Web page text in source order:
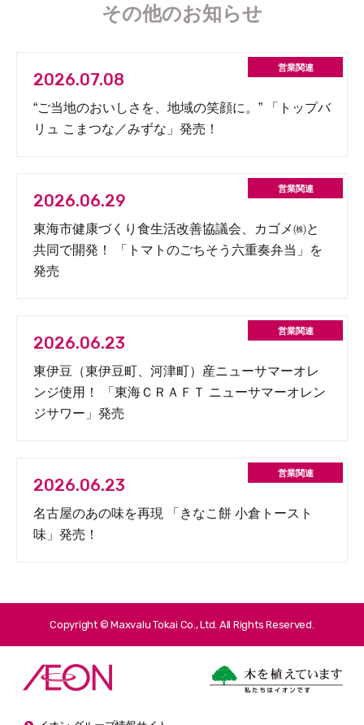
その他のお知らせ
2026.07.08
“ご当地のおいしさを、地域の笑顔に。” 「トップバ
リュ こまつな／みずな」発売！
2026.06.29
東海市健康づくり食生活改善協議会、カゴメ㈱と
共同で開発！ 「トマトのごちそう六重奏弁当」を
発売
2026.06.23
東伊豆（東伊豆町、河津町）産ニューサマーオレ
ンジ使用！ 「東海ＣＲＡＦＴ ニューサマーオレン
ジサワー」発売
2026.06.23
名古屋のあの味を再現 「きなこ餅 小倉トースト
味」発売！
Copyright © Maxvalu Tokai Co., Ltd. All Rights Reserved.